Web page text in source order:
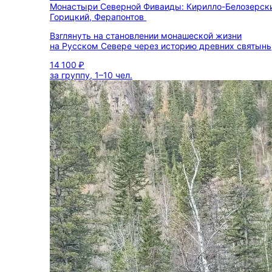
Монастыри Северной Фиваиды: Кирилло-
Горицкий, Ферапонтов
Взглянуть на становлении монашеской жизни
на Русском Севере через историю древних святынь
14 100 ₽
за группу, 1–10 чел.